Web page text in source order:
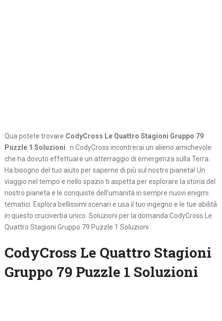
Qua potete trovare CodyCross Le Quattro Stagioni Gruppo 79
Puzzle 1 Soluzioni . n CodyCross incontrerai un alieno amichevole
che ha dovuto effettuare un atterraggio di emergenza sulla Terra.
Ha bisogno del tuo aiuto per saperne di più sul nostro pianeta! Un
viaggio nel tempo e nello spazio ti aspetta per esplorare la storia del
nostro pianeta e le conquiste dell’umanità in sempre nuovi enigmi
tematici. Esplora bellissimi scenari e usa il tuo ingegno e le tue abilità
in questo cruciverba unico. Soluzioni per la domanda CodyCross Le
Quattro Stagioni Gruppo 79 Puzzle 1 Soluzioni :
CodyCross Le Quattro Stagioni
Gruppo 79 Puzzle 1 Soluzioni